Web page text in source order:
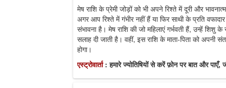
मेष राशि के प्रेमी जोड़ों को भी अपने रिश्ते में दूरी और
अगर आप रिश्ते में गंभीर नहीं हैं या फिर साथी के प्रति
संभावना है। मेष राशि की जो महिलाएं गर्भवती हैं, उन्हें शिशु
सलाह दी जाती है। वहीं, इस राशि के माता-पिता को अपनी
होगा।
एस्ट्रोवार्ता : हमारे ज्योतिषियों से करें फ़ोन पर बात और